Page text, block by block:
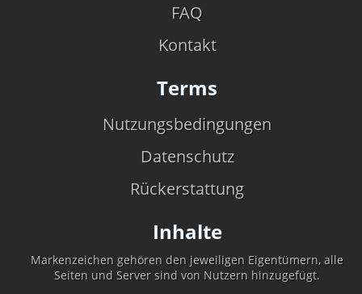
FAQ
Kontakt
Terms
Nutzungsbedingungen
Datenschutz
Rückerstattung
Inhalte
Markenzeichen gehören den jeweiligen Eigentümern, alle
Seiten und Server sind von Nutzern hinzugefügt.